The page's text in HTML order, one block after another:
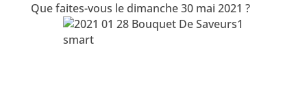
Que faites-vous le dimanche 30 mai 2021 ?
smart